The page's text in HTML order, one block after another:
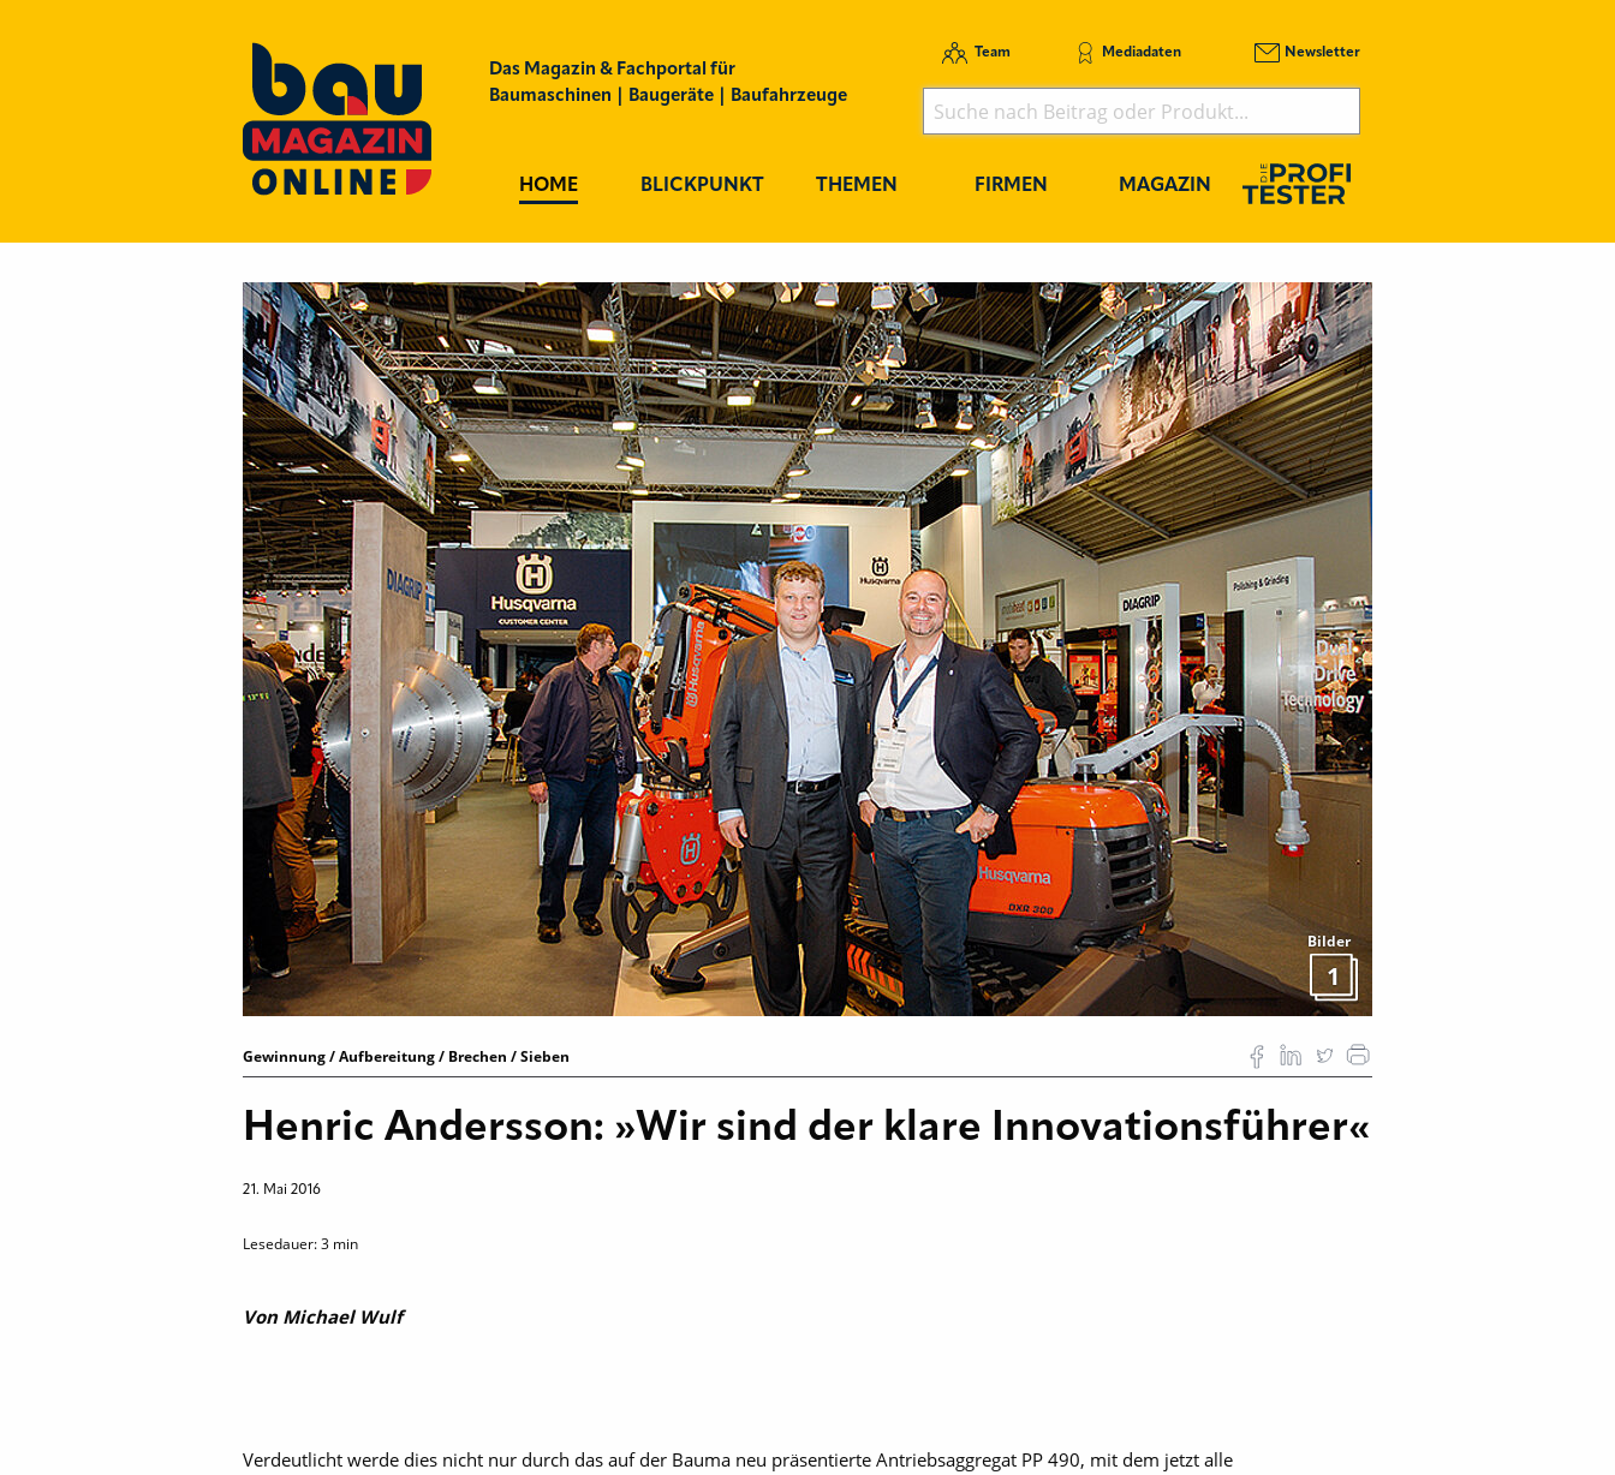
Das Magazin & Fachportal für
Baumaschinen | Baugeräte | Baufahrzeuge
Team Mediadaten Newsletter
HOME BLICKPUNKT THEMEN FIRMEN MAGAZIN
Bilder
1
Gewinnung / Aufbereitung / Brechen / Sieben
Henric Andersson: »Wir sind der klare Innovationsführer«
21. Mai 2016
Lesedauer:3 min
Von Michael Wulf
Verdeutlicht werde dies nicht nur durch das auf der Bauma neu präsentierte Antriebsaggregat PP 490, mit dem jetzt alle